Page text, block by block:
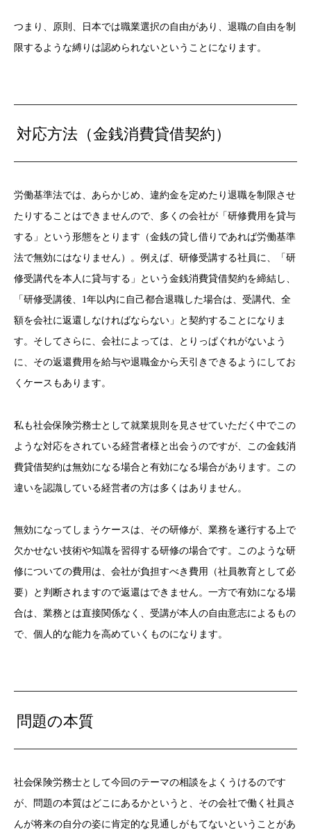
つまり、原則、日本では職業選択の自由があり、退職の自由を制
限するような縛りは認められないということになります。
対応方法（金銭消費貸借契約）
労働基準法では、あらかじめ、違約金を定めたり退職を制限させ
たりすることはできませんので、多くの会社が「研修費用を貸与
する」という形態をとります（金銭の貸し借りであれば労働基準
法で無効にはなりません）。例えば、研修受講する社員に、「研
修受講代を本人に貸与する」という金銭消費貸借契約を締結し、
「研修受講後、1年以内に自己都合退職した場合は、受講代、全
額を会社に返還しなければならない」と契約することになりま
す。そしてさらに、会社によっては、とりっぱぐれがないよう
に、その返還費用を給与や退職金から天引きできるようにしてお
くケースもあります。
私も社会保険労務士として就業規則を見させていただく中でこの
ような対応をされている経営者様と出会うのですが、この金銭消
費貸借契約は無効になる場合と有効になる場合があります。この
違いを認識している経営者の方は多くはありません。
無効になってしまうケースは、その研修が、業務を遂行する上で
欠かせない技術や知識を習得する研修の場合です。このような研
修についての費用は、会社が負担すべき費用（社員教育として必
要）と判断されますので返還はできません。一方で有効になる場
合は、業務とは直接関係なく、受講が本人の自由意志によるもの
で、個人的な能力を高めていくものになります。
問題の本質
社会保険労務士として今回のテーマの相談をよくうけるのです
が、問題の本質はどこにあるかというと、その会社で働く社員さ
んが将来の自分の姿に肯定的な見通しがもてないということがあ